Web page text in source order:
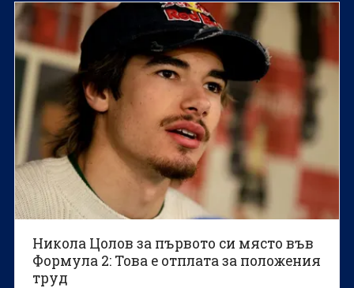
Никола Цолов за първото си място във
Формула 2: Това е отплата за положения
труд